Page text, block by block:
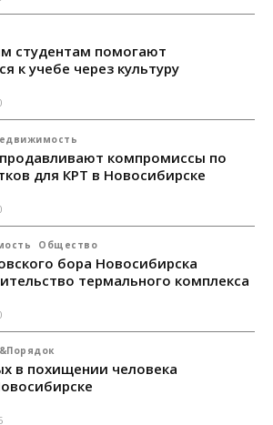
студентам помогают
к учебе через культуру
компромиссы по
для КРТ в Новосибирске
Общество
бора Новосибирска
термального комплекса
в похищении человека